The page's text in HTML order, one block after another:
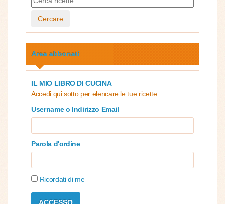
Cercare
Area abbonati
IL MIO LIBRO DI CUCINA
Accedi qui sotto per elencare le tue ricette
Username o Indirizzo Email
Parola d'ordine
Ricordati di me